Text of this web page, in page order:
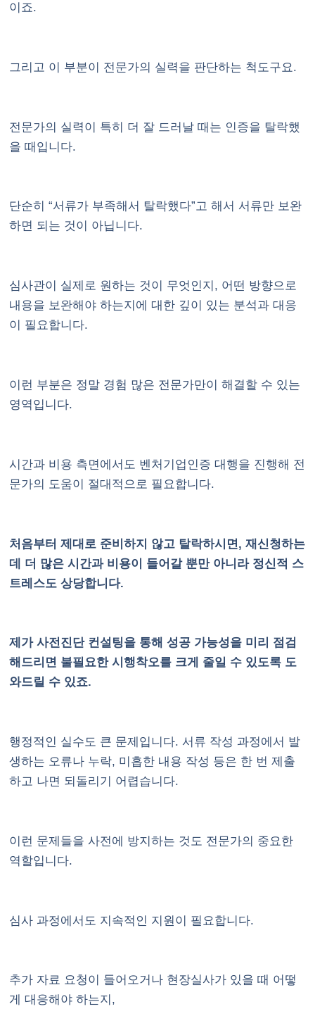
이죠.
그리고 이 부분이 전문가의 실력을 판단하는 척도구요.
전문가의 실력이 특히 더 잘 드러날 때는 인증을 탈락했
을 때입니다.
단순히 “서류가 부족해서 탈락했다”고 해서 서류만 보완
하면 되는 것이 아닙니다.
심사관이 실제로 원하는 것이 무엇인지, 어떤 방향으로
내용을 보완해야 하는지에 대한 깊이 있는 분석과 대응
이 필요합니다.
이런 부분은 정말 경험 많은 전문가만이 해결할 수 있는
영역입니다.
시간과 비용 측면에서도 벤처기업인증 대행을 진행해 전
문가의 도움이 절대적으로 필요합니다.
처음부터 제대로 준비하지 않고 탈락하시면, 재신청하는
데 더 많은 시간과 비용이 들어갈 뿐만 아니라 정신적 스
트레스도 상당합니다.
제가 사전진단 컨설팅을 통해 성공 가능성을 미리 점검
해드리면 불필요한 시행착오를 크게 줄일 수 있도록 도
와드릴 수 있죠.
행정적인 실수도 큰 문제입니다. 서류 작성 과정에서 발
생하는 오류나 누락, 미흡한 내용 작성 등은 한 번 제출
하고 나면 되돌리기 어렵습니다.
이런 문제들을 사전에 방지하는 것도 전문가의 중요한
역할입니다.
심사 과정에서도 지속적인 지원이 필요합니다.
추가 자료 요청이 들어오거나 현장실사가 있을 때 어떻
게 대응해야 하는지,